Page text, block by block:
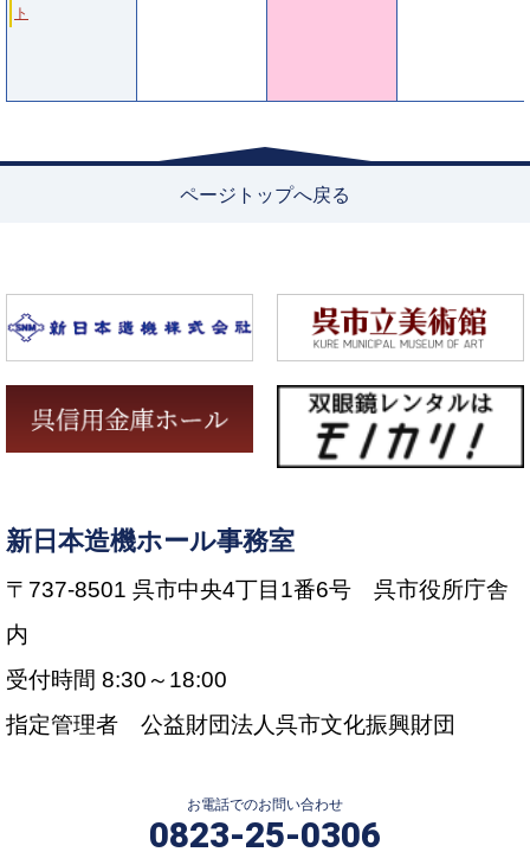
ト
ページトップへ戻る
新日本造機ホール事務室
〒737-8501 呉市中央4丁目1番6号 呉市役所庁舎
内
受付時間 8:30～18:00
指定管理者 公益財団法人呉市文化振興財団
お電話でのお問い合わせ
0823-25-0306